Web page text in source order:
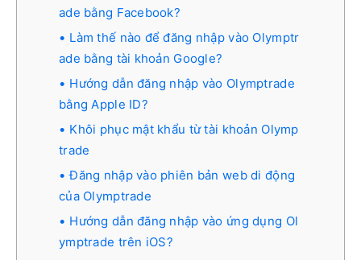
ade bằng Facebook?
Làm thế nào để đăng nhập vào Olymptr
ade bằng tài khoản Google?
Hướng dẫn đăng nhập vào Olymptrade
bằng Apple ID?
Khôi phục mật khẩu từ tài khoản Olymp
trade
Đăng nhập vào phiên bản web di động
của Olymptrade
Hướng dẫn đăng nhập vào ứng dụng Ol
ymptrade trên iOS?